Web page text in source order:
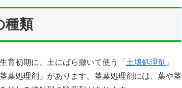
種類
育初期に、土にばら撒いて使う「 土壌処理剤 」
葉処理剤」があります。茎葉処理剤には、葉や茎